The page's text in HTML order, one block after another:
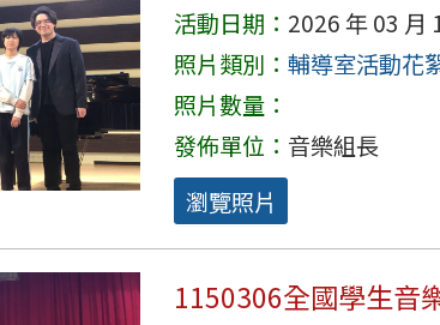
活動日期： 2026 年 03 月
照片類別： 輔導室活動花
照片數量：
發佈單位： 音樂組長
瀏覽照片
1150306全國學生音